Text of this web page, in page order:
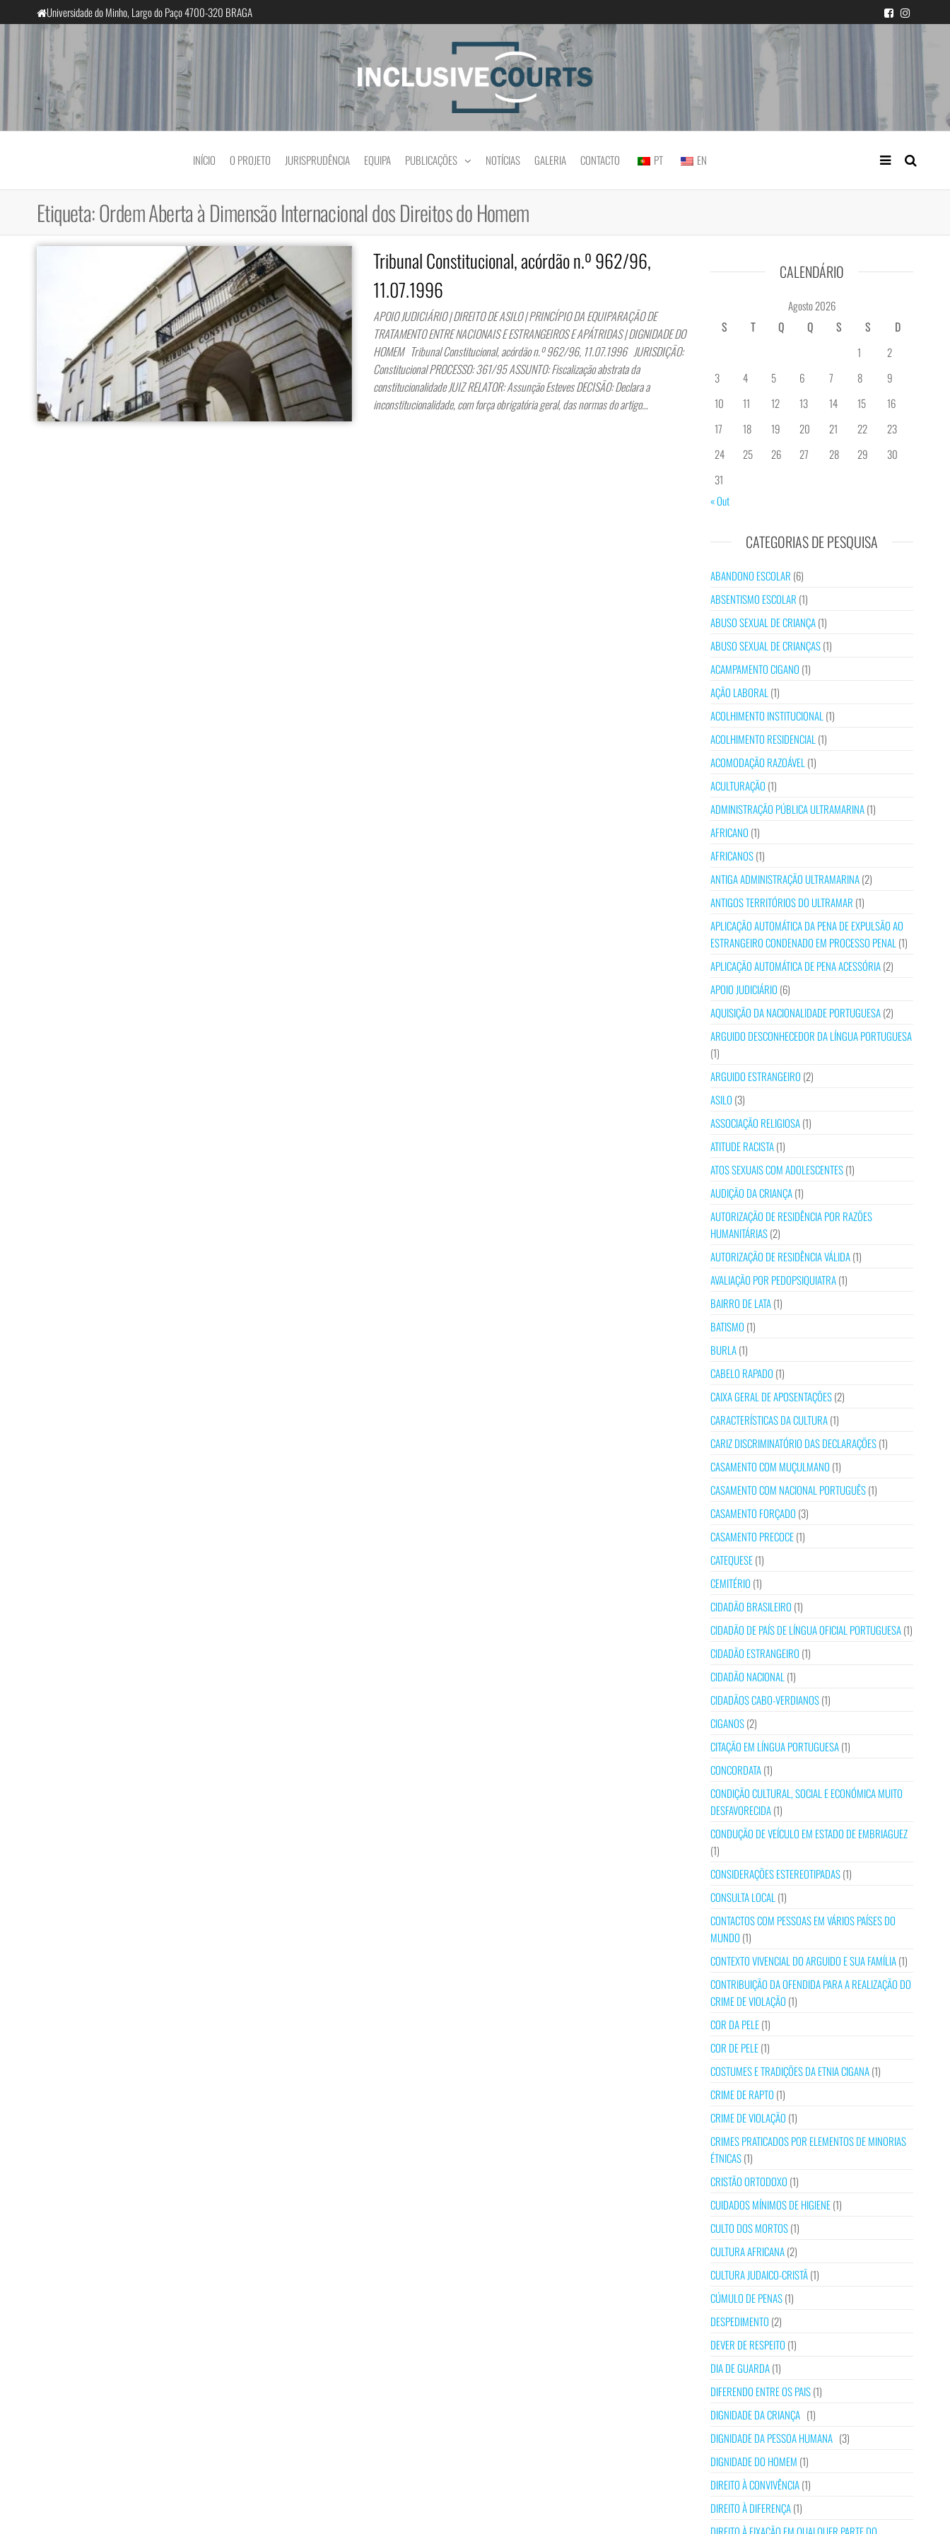
para
Universidade do Minho, Largo do Paço 4700-320 BRAGA
InclusiveCourts Igualdade e diferença cultural na prática judicial portuguesa
INÍCIO O PROJETO JURISPRUDÊNCIA EQUIPA PUBLICAÇÕES NOTÍCIAS GALERIA CONTACTO PT EN
Etiqueta:Ordem Aberta à Dimensão Internacional dos Direitos do Homem
Tribunal Constitucional, acórdão n.º 962/96,
11.07.1996
APOIO JUDICIÁRIO | DIREITO DE ASILO | PRINCÍPIO DA EQUIPARAÇÃO DE
TRATAMENTO ENTRE NACIONAIS E ESTRANGEIROS E APÁTRIDAS | DIGNIDADE DO
HOMEM Tribunal Constitucional, acórdão n.º 962/96, 11.07.1996 JURISDIÇÃO:
Constitucional PROCESSO: 361/95 ASSUNTO: Fiscalização abstrata da
constitucionalidade JUIZ RELATOR: Assunção Esteves DECISÃO: Declara a
inconstitucionalidade, com força obrigatória geral, das normas do artigo…
CALENDÁRIO
Agosto 2026
S
T Q Q S S
D
1
2
3
4 5 6 7 8
9
10
11 12 13 14 15
16
17
18 19 20 21 22
23
24
25 26 27 28 29
30
31
« Out
CATEGORIAS DE PESQUISA
ABANDONO ESCOLAR (6)
ABSENTISMO ESCOLAR (1)
ABUSO SEXUAL DE CRIANÇA(1)
ABUSO SEXUAL DE CRIANÇAS(1)
ACAMPAMENTO CIGANO (1)
AÇÃO LABORAL (1)
ACOLHIMENTO INSTITUCIONAL (1)
ACOLHIMENTO RESIDENCIAL (1)
ACOMODAÇÃO RAZOÁVEL (1)
ACULTURAÇÃO (1)
ADMINISTRAÇÃO PÚBLICA ULTRAMARINA(1)
AFRICANO (1)
AFRICANOS(1)
ANTIGA ADMINISTRAÇÃO ULTRAMARINA(2)
ANTIGOS TERRITÓRIOS DO ULTRAMAR (1)
APLICAÇÃO AUTOMÁTICA DA PENA DE EXPULSÃO AO
ESTRANGEIRO CONDENADO EM PROCESSO PENAL (1)
APLICAÇÃO AUTOMÁTICA DE PENA ACESSÓRIA(2)
APOIO JUDICIÁRIO (6)
AQUISIÇÃO DA NACIONALIDADE PORTUGUESA(2)
ARGUIDO DESCONHECEDOR DA LÍNGUA PORTUGUESA
(1)
ARGUIDO ESTRANGEIRO (2)
ASILO (3)
ASSOCIAÇÃO RELIGIOSA(1)
ATITUDE RACISTA(1)
ATOS SEXUAIS COM ADOLESCENTES(1)
AUDIÇÃO DA CRIANÇA(1)
AUTORIZAÇÃO DE RESIDÊNCIA POR RAZÕES
HUMANITÁRIAS(2)
AUTORIZAÇÃO DE RESIDÊNCIA VÁLIDA(1)
AVALIAÇÃO POR PEDOPSIQUIATRA(1)
BAIRRO DE LATA(1)
BATISMO (1)
BURLA(1)
CABELO RAPADO (1)
CAIXA GERAL DE APOSENTAÇÕES(2)
CARACTERÍSTICAS DA CULTURA(1)
CARIZ DISCRIMINATÓRIO DAS DECLARAÇÕES(1)
CASAMENTO COM MUÇULMANO (1)
CASAMENTO COM NACIONAL PORTUGUÊS(1)
CASAMENTO FORÇADO (3)
CASAMENTO PRECOCE(1)
CATEQUESE(1)
CEMITÉRIO (1)
CIDADÃO BRASILEIRO (1)
CIDADÃO DE PAÍS DE LÍNGUA OFICIAL PORTUGUESA(1)
CIDADÃO ESTRANGEIRO (1)
CIDADÃO NACIONAL (1)
CIDADÃOS CABO-VERDIANOS(1)
CIGANOS(2)
CITAÇÃO EM LÍNGUA PORTUGUESA(1)
CONCORDATA(1)
CONDIÇÃO CULTURAL, SOCIAL E ECONÓMICA MUITO
DESFAVORECIDA(1)
CONDUÇÃO DE VEÍCULO EM ESTADO DE EMBRIAGUEZ
(1)
CONSIDERAÇÕES ESTEREOTIPADAS(1)
CONSULTA LOCAL (1)
CONTACTOS COM PESSOAS EM VÁRIOS PAÍSES DO
MUNDO (1)
CONTEXTO VIVENCIAL DO ARGUIDO E SUA FAMÍLIA(1)
CONTRIBUIÇÃO DA OFENDIDA PARA A REALIZAÇÃO DO
CRIME DE VIOLAÇÃO (1)
COR DA PELE(1)
COR DE PELE(1)
COSTUMES E TRADIÇÕES DA ETNIA CIGANA(1)
CRIME DE RAPTO (1)
CRIME DE VIOLAÇÃO (1)
CRIMES PRATICADOS POR ELEMENTOS DE MINORIAS
ÉTNICAS(1)
CRISTÃO ORTODOXO (1)
CUIDADOS MÍNIMOS DE HIGIENE(1)
CULTO DOS MORTOS(1)
CULTURA AFRICANA(2)
CULTURA JUDAICO-CRISTÃ(1)
CÚMULO DE PENAS(1)
DESPEDIMENTO (2)
DEVER DE RESPEITO (1)
DIA DE GUARDA(1)
DIFERENDO ENTRE OS PAIS(1)
DIGNIDADE DA CRIANÇA (1)
DIGNIDADE DA PESSOA HUMANA (3)
DIGNIDADE DO HOMEM (1)
DIREITO À CONVIVÊNCIA(1)
DIREITO À DIFERENÇA(1)